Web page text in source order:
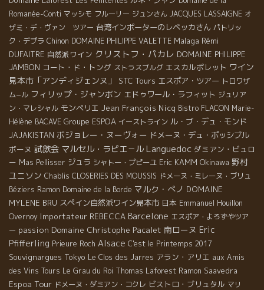
Romanée-Conti マッシモ フルーリー ジュンさん JACQUES LASSAIGNE オ
ザミ・デ・ヴァン ツアー 台湾インポーターのレベッカさん パトリッ
ク・デプラ Chinon DOMAINE PHILIPPE VALETTE Malaga Rémi
DUFAITRE 自然派ワイン クリストフ・パカレ DOMAINE PHILIPPE
JAMBON コート・ド・トング ストラスブルグ エスカルポレット ワイン
見本市「アンディジェンヌ」
STC Tours エスポア・ツアー トロワザ
ム−ル フィリップ・ジャンボン エドゥワール・ラフィット ジュリア
ン・マレシャル モンペリエ Jean François Nicq Bistro FLACON Marie-
Hélène BACAVE Groupe ESPOA イーストライン ル・ブ・デュ・モンド
JAJAKISTAN ボジョレー・ヌーヴォー ドメーヌ・デュ・ポッシブル
ボーヌ 試飲会 マルセル・ラピエ－ル Languedoc ダミアン・ビュロ
ー Mas Pellisser ジュラ シャトー・プピーユ Eric KAMM Okinawa 野村
ユニソン Chablis CLOSERIES DES MOUSSIS ドメーヌ・ミレーヌ・ブリュ
Béziers Ramon Domaine de la Borde マルク・ぺノ DOMAINE
MYLENE BRU スペイン自然派ワイン見本市 日本 Emmanuel Houillon
Overnoy Importateur REBECCA Barcelone エスポア・よろずやツア
ー passion Domaine Christophe Pacalet 南ローヌ Eric
Pfifferling Prieure Roch Alsace C'est le Printemps 2017
Souvignargues Tokyo Le Clos des Jarres アラン・アリエ aux Amis
des Vins Tours Le Grau du Roi Thomas Laforest Ramon Saavedra
Espoa Tour ドメーヌ・ダミアン・コクレ ビストロ・ブリュタル マリ